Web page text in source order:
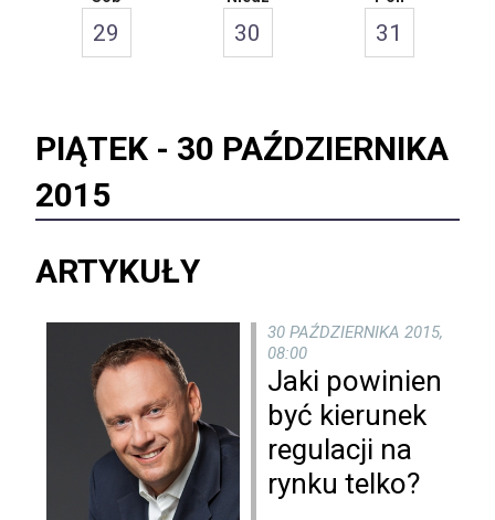
29 30 31
PIĄTEK - 30 PAŹDZIERNIKA
2015
ARTYKUŁY
30 PAŹDZIERNIKA 2015,
08:00
Jaki powinien
być kierunek
regulacji na
rynku telko?